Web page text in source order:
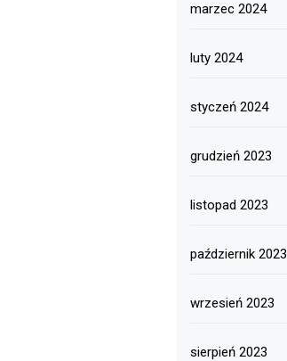
marzec 2024
luty 2024
styczeń 2024
grudzień 2023
listopad 2023
październik 2023
wrzesień 2023
sierpień 2023